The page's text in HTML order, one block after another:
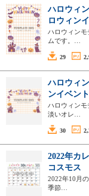
ハロウィ
ロウィン
ハロウィンモ
ムです。…
29
ハロウィ
ンイベン
ハロウィンモ
淡いオレ…
30
2022年カ
コスモス
2022年10月
季節…